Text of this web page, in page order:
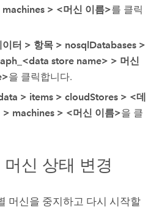
machines > <머신 이름>를 클릭
이터 > 항목 > nosqlDatabases >
store name> > 머신
을 클릭합니다.
> items > cloudStores > <데
> machines > <머신 이름>을 클
신 상태 변경
머신을 중지하고 다시 시작할